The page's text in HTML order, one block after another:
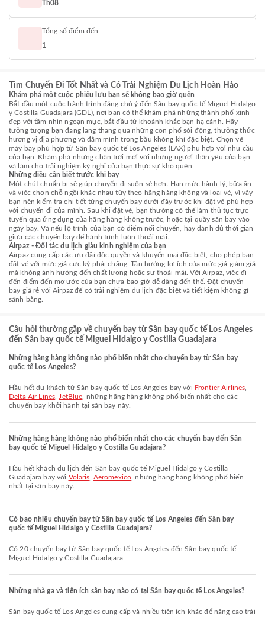
Th08
Tổng số điểm đến
1
Tìm Chuyến Đi Tốt Nhất và Có Trải Nghiệm Du Lịch Hoàn Hảo
Khám phá một cuộc phiêu lưu bạn sẽ không bao giờ quên
Bắt đầu một cuộc hành trình đáng chú ý đến Sân bay quốc tế Miguel Hidalgo
y Costilla Guadajara (GDL), nơi bạn có thể khám phá những thành phố xinh
đẹp với tầm nhìn ngoạn mục, bắt đầu từ khoảnh khắc bạn hạ cánh. Hãy
tưởng tượng bạn đang lang thang qua những con phố sôi động, thưởng thức
hương vị địa phương và đắm mình trong bầu không khí đặc biệt. Chọn vé
máy bay phù hợp từ Sân bay quốc tế Los Angeles (LAX) phù hợp với nhu cầu
của bạn. Khám phá những chân trời mới với những người thân yêu của bạn
và làm cho trải nghiệm kỳ nghỉ của bạn thực sự khó quên.
Những điều cần biết trước khi bay
Một chút chuẩn bị sẽ giúp chuyến đi suôn sẻ hơn. Hạn mức hành lý, bữa ăn
và việc chọn chỗ ngồi khác nhau tùy theo hãng hàng không và loại vé, vì vậy
bạn nên kiểm tra chi tiết từng chuyến bay dưới đây trước khi đặt vé phù hợp
với chuyến đi của mình. Sau khi đặt vé, bạn thường có thể làm thủ tục trực
tuyến qua ứng dụng của hãng hàng không trước, hoặc tại quầy sân bay vào
ngày bay. Và nếu lộ trình của bạn có điểm nối chuyến, hãy dành đủ thời gian
giữa các chuyến bay để hành trình luôn thoải mái.
Airpaz - Đối tác du lịch giàu kinh nghiệm của bạn
Airpaz cung cấp các ưu đãi độc quyền và khuyến mại đặc biệt, cho phép bạn
đặt vé với mức giá cực kỳ phải chăng. Tận hưởng lợi ích của mức giá giảm giá
mà không ảnh hưởng đến chất lượng hoặc sự thoải mái. Với Airpaz, việc đi
đến điểm đến mơ ước của bạn chưa bao giờ dễ dàng đến thế. Đặt chuyến
bay giá rẻ với Airpaz để có trải nghiệm du lịch đặc biệt và tiết kiệm không gì
sánh bằng.
Câu hỏi thường gặp về chuyến bay từ Sân bay quốc tế Los Angeles
đến Sân bay quốc tế Miguel Hidalgo y Costilla Guadajara
Những hãng hàng không nào phổ biến nhất cho chuyến bay từ Sân bay
quốc tế Los Angeles?
Hầu hết du khách từ Sân bay quốc tế Los Angeles bay với Frontier Airlines
Delta Air Lines
JetBlue , những hãng hàng không phổ biến nhất cho các
chuyến bay khởi hành tại sân bay này.
Những hãng hàng không nào phổ biến nhất cho các chuyến bay đến Sân
bay quốc tế Miguel Hidalgo y Costilla Guadajara?
Hầu hết khách du lịch đến Sân bay quốc tế Miguel Hidalgo y Costilla
Guadajara bay với Volaris Aeromexico , những hãng hàng không phổ biến
nhất tại sân bay này.
Có bao nhiêu chuyến bay từ Sân bay quốc tế Los Angeles đến Sân bay
quốc tế Miguel Hidalgo y Costilla Guadajara?
Có 20 chuyến bay từ Sân bay quốc tế Los Angeles đến Sân bay quốc tế
Miguel Hidalgo y Costilla Guadajara.
Những nhà ga và tiện ích sân bay nào có tại Sân bay quốc tế Los Angeles?
Sân bay quốc tế Los Angeles cung cấp và nhiều tiện ích khác để nâng cao trải